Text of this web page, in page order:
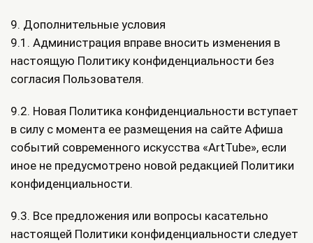
9. Дополнительные условия
9.1. Администрация вправе вносить изменения в
настоящую Политику конфиденциальности без
согласия Пользователя.
9.2. Новая Политика конфиденциальности вступает
в силу с момента ее размещения на сайте Афиша
событий современного искусства «ArtTube», если
иное не предусмотрено новой редакцией Политики
конфиденциальности.
9.3. Все предложения или вопросы касательно
настоящей Политики конфиденциальности следует